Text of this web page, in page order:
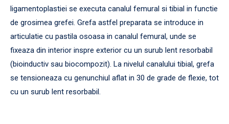
ligamentoplastiei se executa canalul femural si tibial in functie
de grosimea grefei. Grefa astfel preparata se introduce in
articulatie cu pastila osoasa in canalul femural, unde se
fixeaza din interior inspre exterior cu un surub lent resorbabil
(bioinductiv sau biocompozit). La nivelul canalului tibial, grefa
se tensioneaza cu genunchiul aflat in 30 de grade de flexie, tot
cu un surub lent resorbabil.